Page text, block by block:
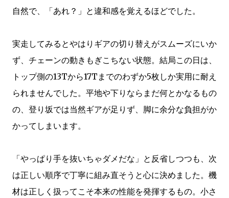
自然で、「あれ？」と違和感を覚えるほどでした。
実走してみるとやはりギアの切り替えがスムーズにいか
ず、チェーンの動きもぎこちない状態。結局この日は、
トップ側の13Tから17Tまでのわずか5枚しか実用に耐え
られませんでした。平地や下りならまだ何とかなるもの
の、登り坂では当然ギアが足りず、脚に余分な負担がか
かってしまいます。
「やっぱり手を抜いちゃダメだな」と反省しつつも、次
は正しい順序で丁寧に組み直そうと心に決めました。機
材は正しく扱ってこそ本来の性能を発揮するもの。小さ